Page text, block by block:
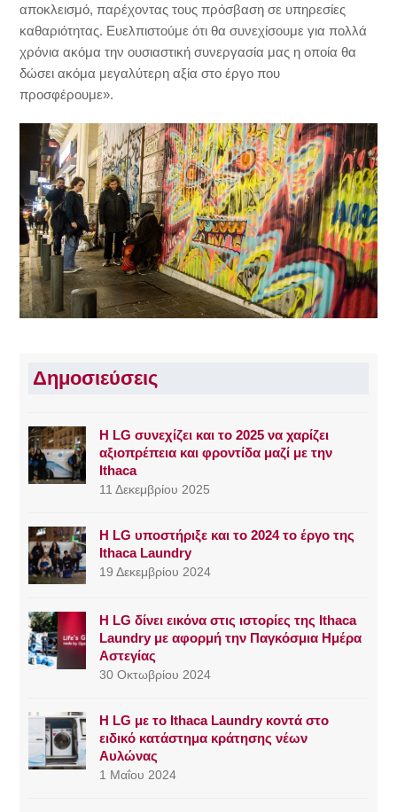
αποκλεισμό, παρέχοντας τους πρόσβαση σε υπηρεσίες
καθαριότητας. Ευελπιστούμε ότι θα συνεχίσουμε για πολλά
χρόνια ακόμα την ουσιαστική συνεργασία μας η οποία θα
δώσει ακόμα μεγαλύτερη αξία στο έργο που
προσφέρουμε».
Δημοσιεύσεις
Η LG συνεχίζει και το 2025 να χαρίζει
αξιοπρέπεια και φροντίδα μαζί με την
Ithaca
11 Δεκεμβρίου 2025
Η LG υποστήριξε και το 2024 το έργο της
Ithaca Laundry
19 Δεκεμβρίου 2024
Η LG δίνει εικόνα στις ιστορίες της Ithaca
Laundry με αφορμή την Παγκόσμια Ημέρα
Αστεγίας
30 Οκτωβρίου 2024
Η LG με το Ithaca Laundry κοντά στο
ειδικό κατάστημα κράτησης νέων
Αυλώνας
1 Μαΐου 2024